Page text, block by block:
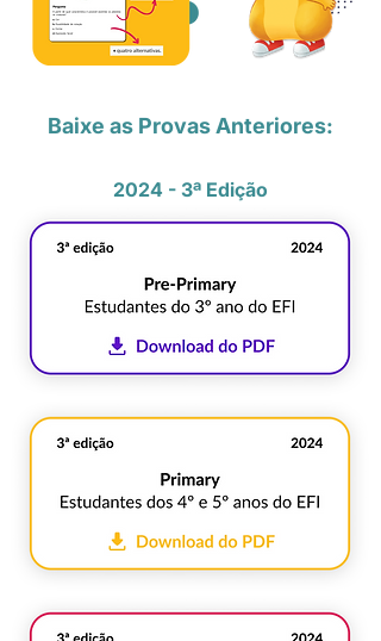
Baixe as Provas Anteriores:
2024 - 3ª Edição